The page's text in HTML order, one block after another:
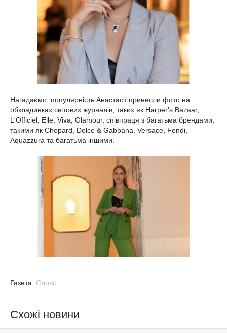
Нагадаємо, популярність Анастасії принесли фото на
обкладинках світових журналів, таких як Harper's Bazaar,
L'Officiel, Elle, Viva, Glamour, співпраця з багатьма брендами,
такими як Chopard, Dolce & Gabbana, Versace, Fendi,
Aquazzura та багатьма іншими.
Газета: Слово
Схожі новини